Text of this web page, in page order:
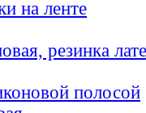
на ленте
резинка
полосой